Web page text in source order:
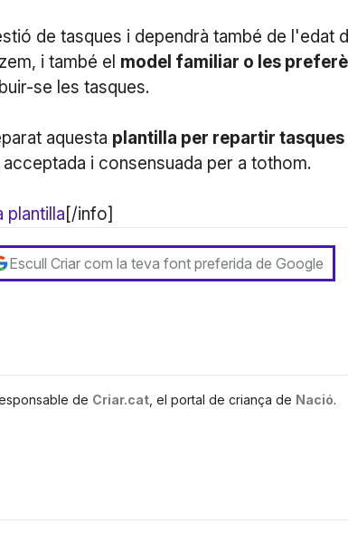
de tasques i dependrà també de l'edat
i també el model familiar o les
se les tasques.
aquesta plantilla per repartir tasques
i consensuada per a tothom.
plantilla[/info]
Escull Criar com la teva font preferida de Google
de Criar.cat , el portal de criança de Nació.